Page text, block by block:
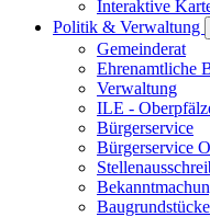
Interaktive
Politik & Verwaltung
Gemeinderat
Ehrenamtliche
Verwaltung
ILE -
Bürgerservice
Bürgerservice
Baugrundstücke